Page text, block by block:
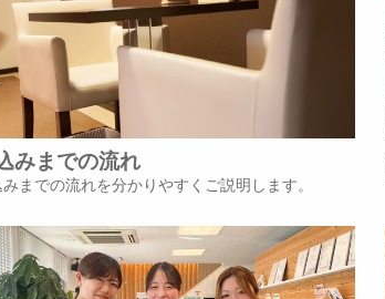
みまでの流れ
までの流れを分かりやすくご説明します。